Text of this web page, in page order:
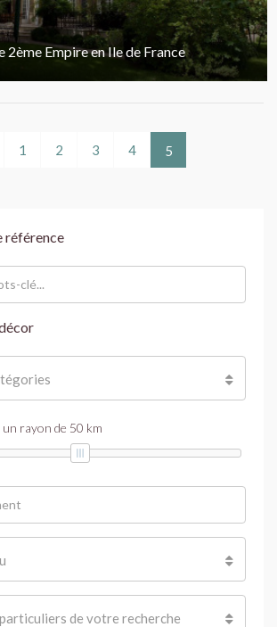
Empire en Ile de France
1 2 3 4 5
référence
un rayon de 50 km
de votre recherche